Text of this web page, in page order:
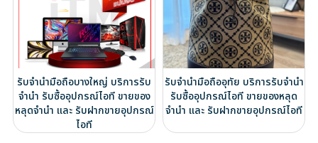
รับจำนำมือถือบางใหญ่ บริการรับ
จำนำ รับซื้ออุปกรณ์ไอที ขายของ
หลุดจำนำ และ รับฝากขายอุปกรณ์
ไอที
รับจำนำมือถืออุทัย บริการรับจำนำ
รับซื้ออุปกรณ์ไอที ขายของหลุด
จำนำ และ รับฝากขายอุปกรณ์ไอที